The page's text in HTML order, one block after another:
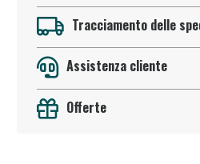
Tracciamento delle
Assistenza cliente
Offerte
Sconto fino al 55%